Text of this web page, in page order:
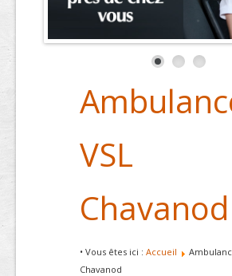
VSL
Chavanod
• Vous êtes ici : Accueil
Chavanod